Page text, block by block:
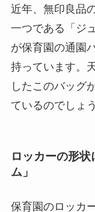
近年、無印良品
一つである「ジ
が保育園の通園
持っています。
したこのバッグ
ているのでしょう
ロッカーの形
ム」
保育園のロッカ